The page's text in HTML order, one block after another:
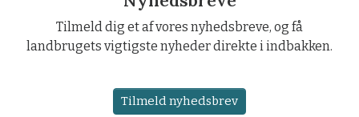
Tilmeld dig et af vores nyhedsbreve, og få
landbrugets vigtigste nyheder direkte i indbakken.
Tilmeld nyhedsbrev